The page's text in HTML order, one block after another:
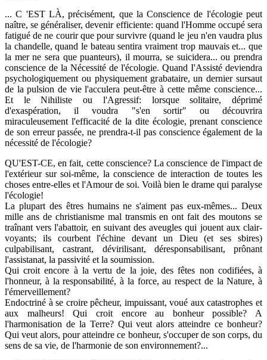
... C 'EST LÀ, précisément, que la Conscience de l'écologie peut
naître, se généraliser, devenir efficiente: quand l'Homme occupé sera
fatigué de ne courir que pour survivre (quand le jeu n'en vaudra plus
la chandelle, quand le bateau sentira vraiment trop mauvais et... que
la mer ne sera que puanteurs), il mourra, se suicidera... ou prendra
conscience de la Nécessité de l'écologie. Quand I'Assisté deviendra
psychologiquement ou physiquement grabataire, un dernier sursaut
de la pulsion de vie l'acculera peut-être à cette même conscience...
Et le Nihiliste ou l'Agressif: lorsque solitaire, déprimé
d'exaspération, il voudra "s'en sortir" ou découvrira
miraculeusement l'efficacité de la dite écologie, prenant conscience
de son erreur passée, ne prendra-t-il pas conscience également de la
nécessité de l'écologie?
QU'EST-CE, en fait, cette conscience? La conscience de l'impact de
l'extérieur sur soi-même, la conscience de interaction de toutes les
choses entre-elles et l'Amour de soi. Voilà bien le drame qui paralyse
l'écologie!
La plupart des êtres humains ne s'aiment pas eux-mêmes... Deux
mille ans de christianisme mal transmis en ont fait des moutons se
traînant vers l'abattoir, en suivant des aveugles qui jouent aux clair-
voyants; ils courbent l'échine devant un Dieu (et ses sbires)
culpabilisant, castrant, dévirilisant, déresponsabilisant, prônant
l'assistanat, la passivité et la soumission.
Qui croit encore à la vertu de la joie, des fêtes non codifiées, à
l'honneur, à la responsabilité, à la force, au respect de la Nature, à
l'émerveillement?
Endoctriné à se croire pêcheur, impuissant, voué aux catastrophes et
aux malheurs! Qui croit encore au bonheur possible? A
l'harmonisation de la Terre? Qui veut alors atteindre ce bonheur?
Qui veut alors, pour atteindre ce bonheur, s'occuper de son corps, du
sens de sa vie, de l'harmonie de son environnement?...